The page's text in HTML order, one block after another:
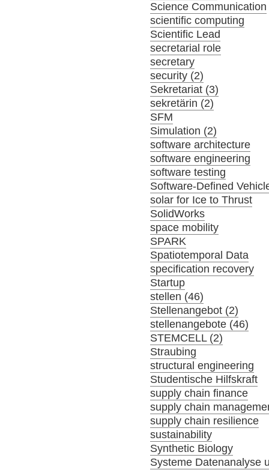
Science Communication
scientific computing
Scientific Lead
secretarial role
secretary
security (2)
Sekretariat (3)
sekretärin (2)
SFM
Simulation (2)
software architecture
software engineering
software testing
Software-Defined
solar for Ice to Thrust
SolidWorks
space mobility
SPARK
Spatiotemporal Data
specification recovery
Startup
stellen (46)
Stellenangebot (2)
stellenangebote (46)
STEMCELL (2)
Straubing
structural engineering
Studentische Hilfskraft
supply chain finance
supply chain
supply chain resilience
sustainability
Synthetic Biology
Systeme Datenanalyse